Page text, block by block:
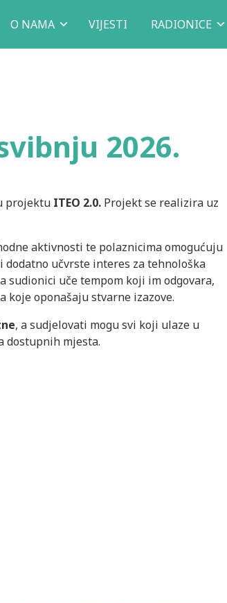
O NAMA VIJESTI RADIONICE
2026.
projektu ITEO 2.0. Projekt se realizira uz
aktivnosti te polaznicima omogućuju
učvrste interes za tehnološka
sudionici uče tempom koji im odgovara,
oponašaju stvarne izazove.
, a sudjelovati mogu svi koji ulaze u
dostupnih mjesta.